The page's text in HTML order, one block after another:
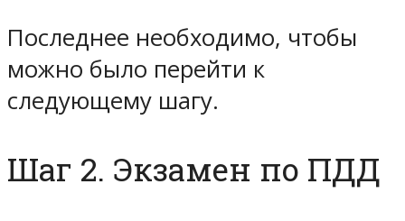
Последнее необходимо, чтобы
можно было перейти к
следующему шагу.
Шаг 2. Экзамен по ПДД